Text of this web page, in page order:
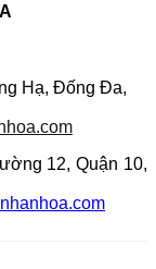
Hạ, Đống Đa,
12, Quận 10,